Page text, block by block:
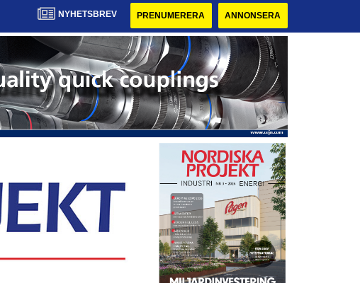
NYHETSBREV PRENUMERERA ANNONSERA